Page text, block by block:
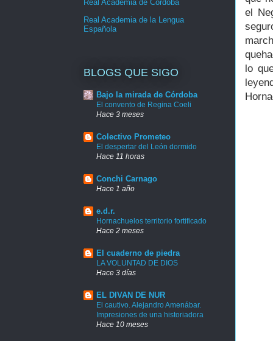
el
lo
Real Academia de Córdoba
Real Academia de la Lengua
Española
BLOGS QUE SIGO
Bajo la mirada de Córdoba
El convento de Regina Coeli
Hace 3 meses
Colectivo Prometeo
El despertar del León dormido
Hace 11 horas
Conchi Carnago
Hace 1 año
e.d.r.
Hornachuelos territorio fortificado
Hace 2 meses
El cuaderno de piedra
LA VOLUNTAD DE DIOS
Hace 3 días
EL DIVAN DE NUR
El cautivo. Alejandro Amenábar.
Impresiones de una historiadora
Hace 10 meses